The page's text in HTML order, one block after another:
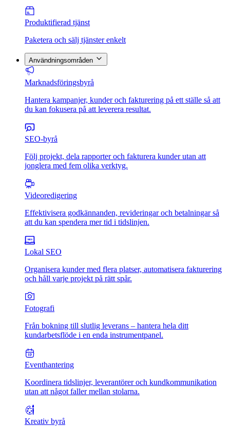
Produktifierad tjänst
Paketera och sälj tjänster enkelt
Användningsområden
Marknadsföringsbyrå
Hantera kampanjer, kunder och fakturering på ett ställe så att
du kan fokusera på att leverera resultat.
SEO-byrå
Följ projekt, dela rapporter och fakturera kunder utan att
jonglera med fem olika verktyg.
Videoredigering
Effektivisera godkännanden, revideringar och betalningar så
att du kan spendera mer tid i tidslinjen.
Lokal SEO
Organisera kunder med flera platser, automatisera fakturering
och håll varje projekt på rätt spår.
Fotografi
Från bokning till slutlig leverans – hantera hela ditt
kundarbetsflöde i en enda instrumentpanel.
Eventhantering
Koordinera tidslinjer, leverantörer och kundkommunikation
utan att något faller mellan stolarna.
Kreativ byrå